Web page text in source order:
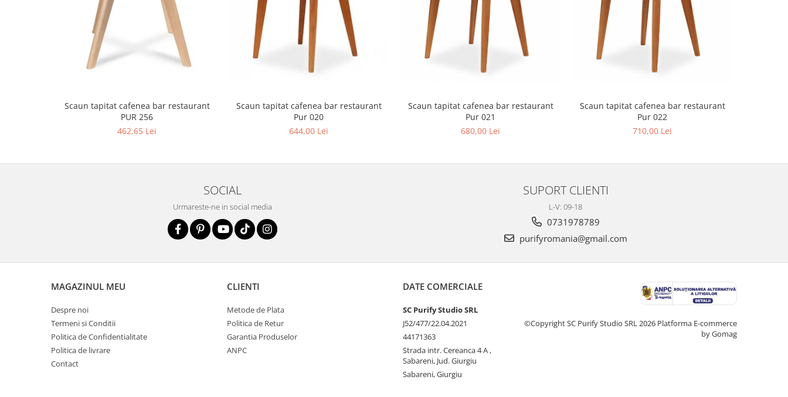
Scaun tapitat cafenea bar restaurant
PUR 256
462,65 Lei
Scaun tapitat cafenea bar restaurant
Pur 020
644,00 Lei
Scaun tapitat cafenea bar restaurant
Pur 021
680,00 Lei
Scaun tapitat cafenea bar restaurant
Pur 022
710,00 Lei
SOCIAL
Urmareste-ne in social media
SUPORT CLIENTI
L-V: 09-18
0731978789
purifyromania@gmail.com
MAGAZINUL MEU
Despre noi
Termeni si Conditii
Politica de Confidentialitate
Politica de livrare
Contact
CLIENTI
Metode de Plata
Politica de Retur
Garantia Produselor
ANPC
DATE COMERCIALE
SC Purify Studio SRL
J52/477/22.04.2021
44171363
Strada intr. Cereanca 4 A ,
Sabareni, Jud. Giurgiu
Sabareni, Giurgiu
©Copyright SC Purify Studio SRL 2026 Platforma E-commerce
by Gomag